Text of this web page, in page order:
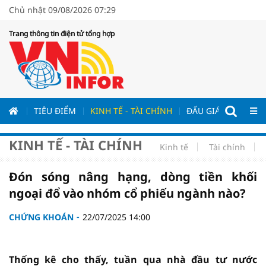
Chủ nhật 09/08/2026 07:29
Trang thông tin điện tử tổng hợp
TIÊU ĐIỂM KINH TẾ - TÀI CHÍNH ĐẤU GIÁ - ĐẤU
KINH TẾ - TÀI CHÍNH Kinh tế Tài chính
Đón sóng nâng hạng, dòng tiền khối
ngoại đổ vào nhóm cổ phiếu ngành nào?
CHỨNG KHOÁN 22/07/2025 14:00
Thống kê cho thấy, tuần qua nhà đầu tư nước